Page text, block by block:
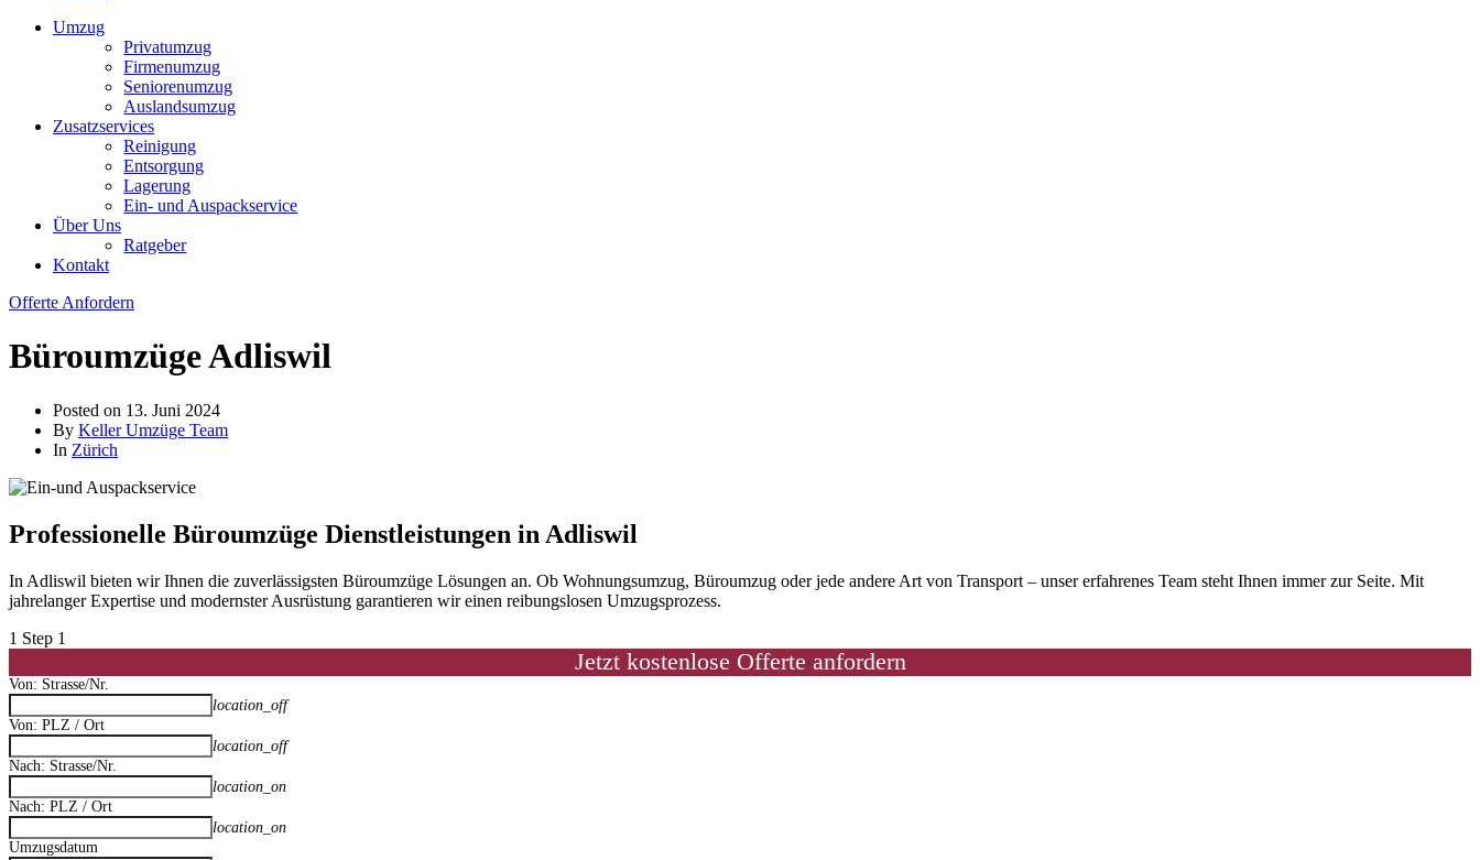
Umzug
Privatumzug
Firmenumzug
Seniorenumzug
Auslandsumzug
Zusatzservices
Reinigung
Entsorgung
Lagerung
Ein- und Auspackservice
Über Uns
Ratgeber
Kontakt
Offerte Anfordern
Büroumzüge Adliswil
Posted on 13. Juni 2024
By Keller Umzüge Team
In Zürich
Professionelle Büroumzüge Dienstleistungen in Adliswil
In Adliswil bieten wir Ihnen die zuverlässigsten Büroumzüge Lösungen an. Ob Wohnungsumzug, Büroumzug oder jede andere Art von Transport – unser erfahrenes Team steht Ihnen immer zur Seite. Mit
jahrelanger Expertise und modernster Ausrüstung garantieren wir einen reibungslosen Umzugsprozess.
1 Step 1
Jetzt kostenlose Offerte anfordern
Von: Strasse/Nr.
location_off
Von: PLZ / Ort
location_off
Nach: Strasse/Nr.
location_on
Nach: PLZ / Ort
location_on
Umzugsdatum